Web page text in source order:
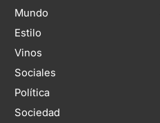
Mundo
Estilo
Vinos
Sociales
Política
Sociedad